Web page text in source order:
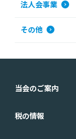
法人会事業
その他
当会のご案内
税の情報